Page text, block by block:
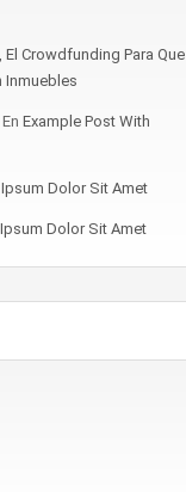
El Crowdfunding Para Que
Inmuebles
En Example Post With
Dolor Sit Amet
Dolor Sit Amet